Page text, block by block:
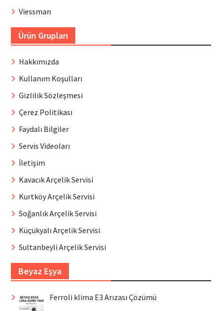
Viessman
Ürün Grupları
Hakkımızda
Kullanım Koşulları
Gizlilik Sözleşmesi
Çerez Politikası
Faydalı Bilgiler
Servis Videoları
İletişim
Kavacık Arçelik Servisi
Kurtköy Arçelik Servisi
Soğanlık Arçelik Servisi
Küçükyalı Arçelik Servisi
Sultanbeyli Arçelik Servisi
Beyaz Eşya
Ferroli klima E3 Arızası Çözümü